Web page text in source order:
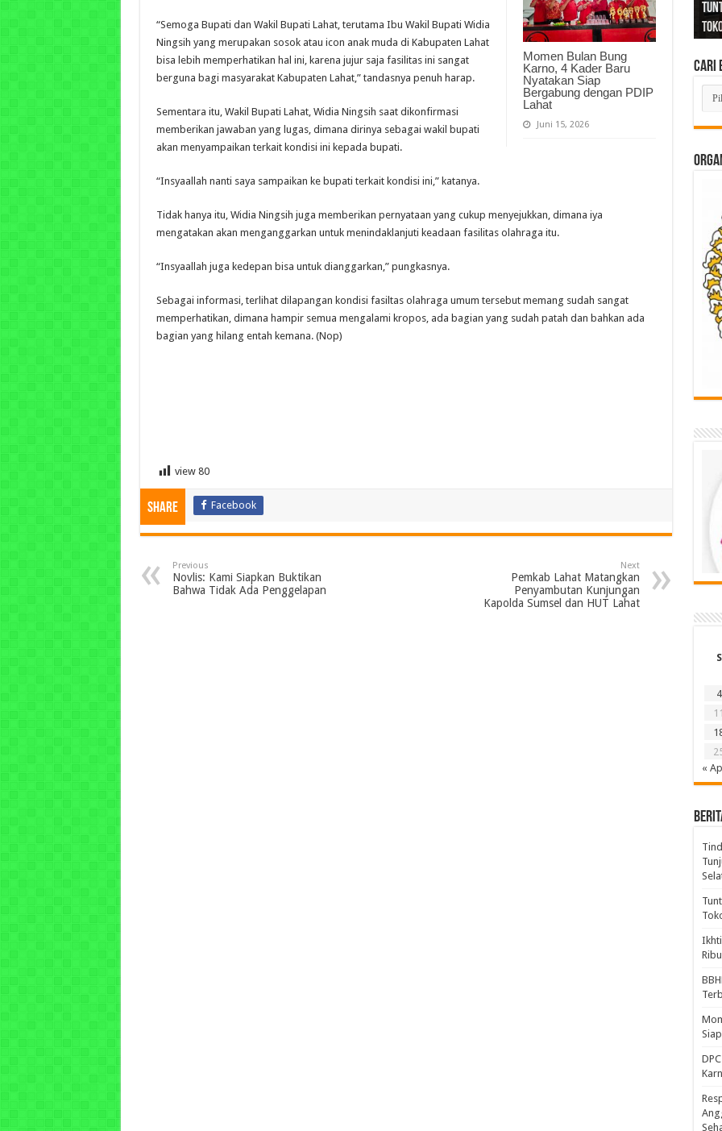
Momen Bulan Bung
Karno, 4 Kader Baru
Nyatakan Siap
Bergabung dengan PDIP
Lahat
Juni 15, 2026
“Semoga Bupati dan Wakil Bupati Lahat, terutama Ibu Wakil Bupati Widia
Ningsih yang merupakan sosok atau icon anak muda di Kabupaten Lahat
bisa lebih memperhatikan hal ini, karena jujur saja fasilitas ini sangat
berguna bagi masyarakat Kabupaten Lahat,” tandasnya penuh harap.
Sementara itu, Wakil Bupati Lahat, Widia Ningsih saat dikonfirmasi
memberikan jawaban yang lugas, dimana dirinya sebagai wakil bupati
akan menyampaikan terkait kondisi ini kepada bupati.
“Insyaallah nanti saya sampaikan ke bupati terkait kondisi ini,” katanya.
Tidak hanya itu, Widia Ningsih juga memberikan pernyataan yang cukup menyejukkan, dimana iya
mengatakan akan menganggarkan untuk menindaklanjuti keadaan fasilitas olahraga itu.
“Insyaallah juga kedepan bisa untuk dianggarkan,” pungkasnya.
Sebagai informasi, terlihat dilapangan kondisi fasiltas olahraga umum tersebut memang sudah sangat
memperhatikan, dimana hampir semua mengalami kropos, ada bagian yang sudah patah dan bahkan ada
bagian yang hilang entah kemana. (Nop)
view 80
Share Facebook
Previous
Novlis: Kami Siapkan Buktikan
Bahwa Tidak Ada Penggelapan
Next
Pemkab Lahat Matangkan
Penyambutan Kunjungan
Kapolda Sumsel dan HUT Lahat
Cari
Cari
di
S
4
11
«